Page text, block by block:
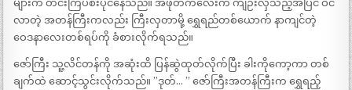
များက တင်းကြပ်စီးပိုင်နေသည်။ အဖုတ်ကလေးက ကျဉ်းလှသည့်အပြင် ဝင်
လာတဲ့ အတန်ကြီးကလည်း ကြီးလှတာမို့ ရွှေရည်တစ်ယောက် နာကျင်တဲ့
ဝေဒနာလေးတစ်ရပ်ကို ခံစားလိုက်ရသည်။
ဇော်ကြီး သူ့လိင်တန်ကို အဆုံးထိ ပြန်ဆွဲထုတ်လိုက်ပြီး ခါးကိုကော့ကာ တစ်
ချက်ထဲ ဆောင့်သွင်းလိုက်သည်။ ”ဒုတ်… ” ဇော်ကြီးအတန်ကြီးက ရွှေရည့်